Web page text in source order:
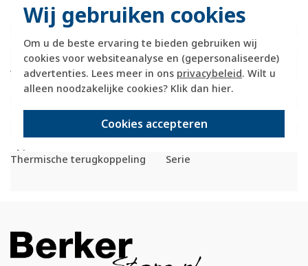
Wij gebruiken cookies
Om u de beste ervaring te bieden gebruiken wij
cookies voor websiteanalyse en (gepersonaliseerde)
advertenties. Lees meer in ons privacybeleid. Wilt u
alleen noodzakelijke cookies? Klik dan hier.
Cookies accepteren
NC)
Beschermingsgraad (IP)
Type opnemer
Bimetaal
Klasse
temperatuurregelaar
I
Meetbereik onderwaarde
5 graden Celsius (°C)
0,5 Kelvin
Thermische terugkoppeling
Serie